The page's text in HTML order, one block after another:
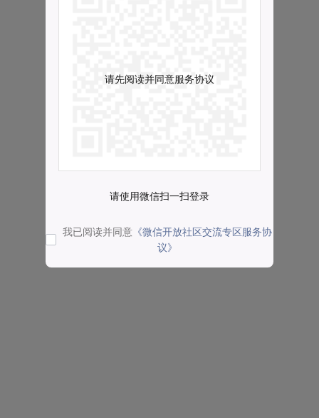
请先阅读并同意服务协议
请使用微信扫一扫登录
我已阅读并同意 《微信开放社区交流专区服务协
议》